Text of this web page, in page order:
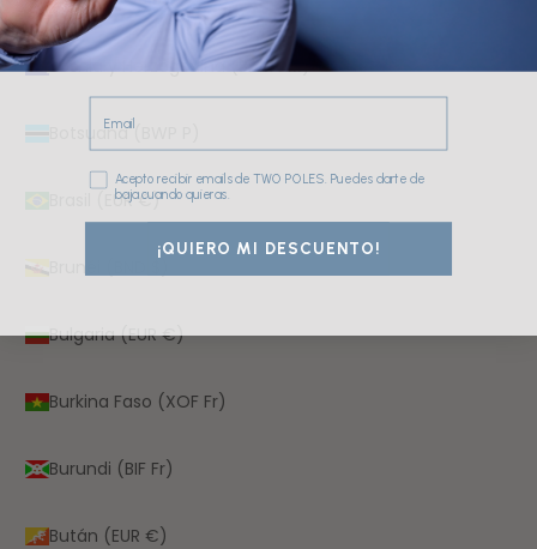
Bosnia y Herzegovina (BAM КМ)
Botsuana (BWP P)
Brasil (EUR €)
Bulgaria (EUR €)
Burkina Faso (XOF Fr)
Burundi (BIF Fr)
Bután (EUR €)
Email
Consentimiento
Acepto recibir emails de TWO POLES. Puedes darte de
baja cuando quieras.
¡QUIERO MI DESCUENTO!